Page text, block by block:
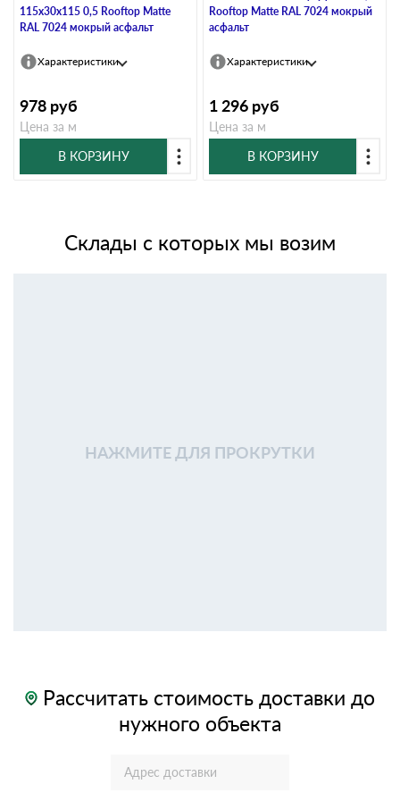
115х30х115 0,5 Rooftop Matte
RAL 7024 мокрый асфальт
Характеристики
978 руб
Цена за м
В КОРЗИНУ
Rooftop Matte RAL 7024 мокрый
асфальт
Характеристики
1 296 руб
Цена за м
В КОРЗИНУ
Склады с которых мы возим
НАЖМИТЕ ДЛЯ ПРОКРУТКИ
Рассчитать стоимость доставки до
нужного объекта